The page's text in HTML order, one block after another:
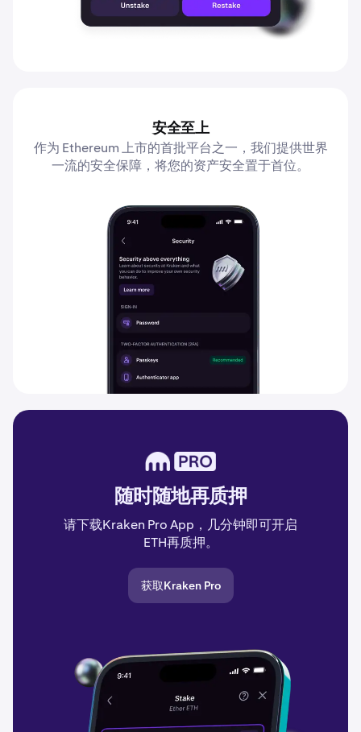
安全至上
作为 Ethereum 上市的首批平台之一，我们提供世界
一流的安全保障，将您的资产安全置于首位。
随时随地再质押
请下载Kraken Pro App，几分钟即可开启
ETH再质押。
获取Kraken Pro